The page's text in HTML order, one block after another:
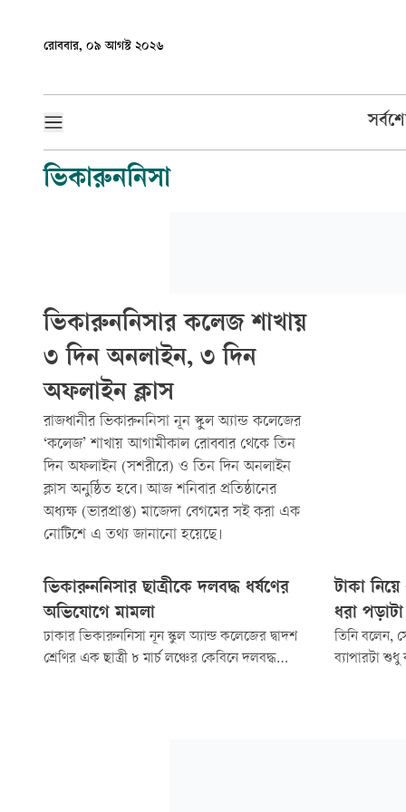
রোববার, ০৯ আগস্ট ২০২৬
ভিকারুননিসা
ভিকারুননিসার কলেজ শাখায়
৩ দিন অনলাইন, ৩ দিন
অফলাইন ক্লাস
‎রাজধানীর ভিকারুননিসা নূন স্কুল অ্যান্ড কলেজের
‘কলেজ’ শাখায় আগামীকাল রোববার থেকে তিন
দিন অফলাইন (সশরীরে) ও তিন দিন অনলাইন
ক্লাস অনুষ্ঠিত হবে। আজ শনিবার প্রতিষ্ঠানের
অধ্যক্ষ (ভারপ্রাপ্ত) মাজেদা বেগমের সই করা এক
নোটিশে এ তথ্য জানানো হয়েছে।
ভিকারুননিসার ছাত্রীকে দলবদ্ধ ধর্ষণের
অভিযোগে মামলা
ঢাকার ভিকারুননিসা নূন স্কুল অ্যান্ড কলেজের দ্বাদশ
শ্রেণির এক ছাত্রী ৮ মার্চ লঞ্চের কেবিনে দলবদ্ধ
টাকা নিয়ে
ধরা
তিনি বলেন,
ব্যাপারটা শুধু